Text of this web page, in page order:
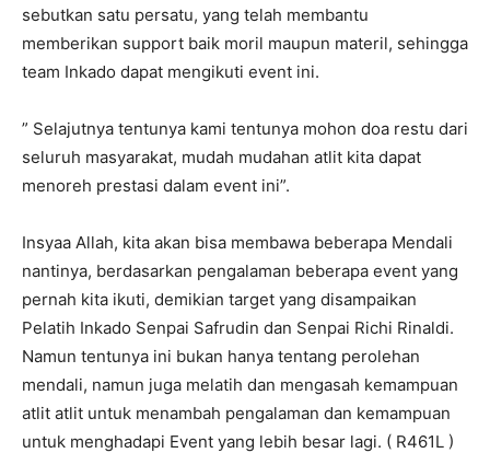
sebutkan satu persatu, yang telah membantu
memberikan support baik moril maupun materil, sehingga
team Inkado dapat mengikuti event ini.
” Selajutnya tentunya kami tentunya mohon doa restu dari
seluruh masyarakat, mudah mudahan atlit kita dapat
menoreh prestasi dalam event ini”.
Insyaa Allah, kita akan bisa membawa beberapa Mendali
nantinya, berdasarkan pengalaman beberapa event yang
pernah kita ikuti, demikian target yang disampaikan
Pelatih Inkado Senpai Safrudin dan Senpai Richi Rinaldi.
Namun tentunya ini bukan hanya tentang perolehan
mendali, namun juga melatih dan mengasah kemampuan
atlit atlit untuk menambah pengalaman dan kemampuan
untuk menghadapi Event yang lebih besar lagi. ( R461L )